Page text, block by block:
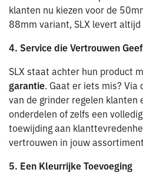
klanten nu kiezen voor de
88mm variant, SLX levert
4. Service die Vertrouwen
SLX staat achter hun product
garantie. Gaat er iets mis? Via
van de grinder regelen klanten
onderdelen of zelfs een
toewijding aan
vertrouwen in jouw
5. Een Kleurrijke Toevoeging